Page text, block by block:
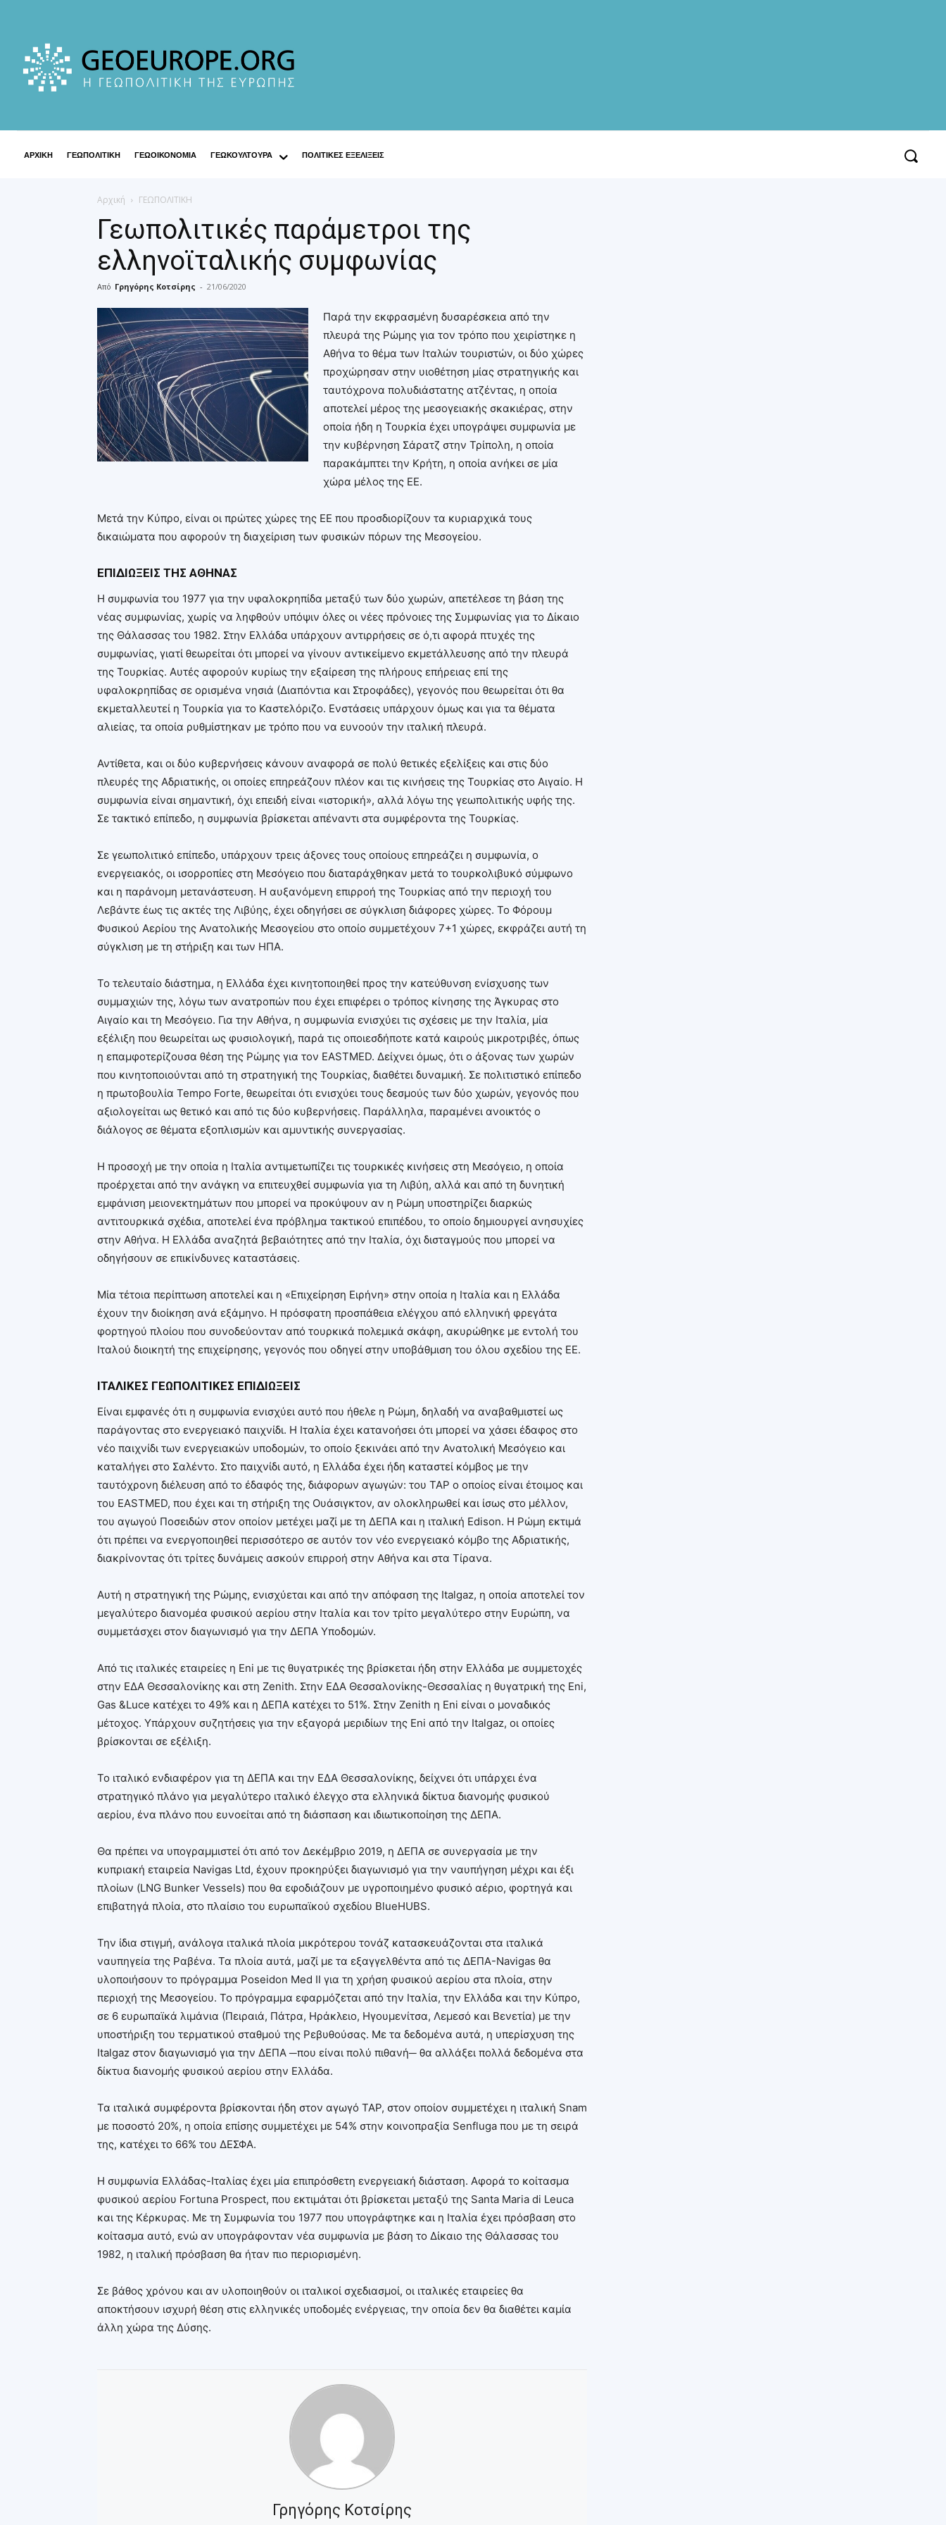
ΑΡΧΙΚΗ ΓΕΩΠΟΛΙΤΙΚΗ ΓΕΩΟΙΚΟΝΟΜΙΑ ΓΕΩΚΟΥΛΤΟΥΡΑ ΠΟΛΙΤΙΚΕΣ ΕΞΕΛΙΞΕΙΣ
Αρχική ΓΕΩΠΟΛΙΤΙΚΗ
Γεωπολιτικές παράμετροι της
ελληνοϊταλικής συμφωνίας
Από Γρηγόρης Κοτσίρης - 21/06/2020
Παρά την εκφρασμένη δυσαρέσκεια από την
πλευρά της Ρώμης για τον τρόπο που χειρίστηκε η
Αθήνα το θέμα των Ιταλών τουριστών, οι δύο χώρες
προχώρησαν στην υιοθέτηση μίας στρατηγικής και
ταυτόχρονα πολυδιάστατης ατζέντας, η οποία
αποτελεί μέρος της μεσογειακής σκακιέρας, στην
οποία ήδη η Τουρκία έχει υπογράψει συμφωνία με
την κυβέρνηση Σάρατζ στην Τρίπολη, η οποία
παρακάμπτει την Κρήτη, η οποία ανήκει σε μία
χώρα μέλος της ΕΕ.
Μετά την Κύπρο, είναι οι πρώτες χώρες της ΕΕ που προσδιορίζουν τα κυριαρχικά τους
δικαιώματα που αφορούν τη διαχείριση των φυσικών πόρων της Μεσογείου.
ΕΠΙΔΙΩΞΕΙΣ ΤΗΣ ΑΘΗΝΑΣ
Η συμφωνία του 1977 για την υφαλοκρηπίδα μεταξύ των δύο χωρών, απετέλεσε τη βάση της
νέας συμφωνίας, χωρίς να ληφθούν υπόψιν όλες οι νέες πρόνοιες της Συμφωνίας για το Δίκαιο
της Θάλασσας του 1982. Στην Ελλάδα υπάρχουν αντιρρήσεις σε ό,τι αφορά πτυχές της
συμφωνίας, γιατί θεωρείται ότι μπορεί να γίνουν αντικείμενο εκμετάλλευσης από την πλευρά
της Τουρκίας. Αυτές αφορούν κυρίως την εξαίρεση της πλήρους επήρειας επί της
υφαλοκρηπίδας σε ορισμένα νησιά (Διαπόντια και Στροφάδες), γεγονός που θεωρείται ότι θα
εκμεταλλευτεί η Τουρκία για το Καστελόριζο. Ενστάσεις υπάρχουν όμως και για τα θέματα
αλιείας, τα οποία ρυθμίστηκαν με τρόπο που να ευνοούν την ιταλική πλευρά.
Αντίθετα, και οι δύο κυβερνήσεις κάνουν αναφορά σε πολύ θετικές εξελίξεις και στις δύο
πλευρές της Αδριατικής, οι οποίες επηρεάζουν πλέον και τις κινήσεις της Τουρκίας στο Αιγαίο. Η
συμφωνία είναι σημαντική, όχι επειδή είναι «ιστορική», αλλά λόγω της γεωπολιτικής υφής της.
Σε τακτικό επίπεδο, η συμφωνία βρίσκεται απέναντι στα συμφέροντα της Τουρκίας.
Σε γεωπολιτικό επίπεδο, υπάρχουν τρεις άξονες τους οποίους επηρεάζει η συμφωνία, ο
ενεργειακός, οι ισορροπίες στη Μεσόγειο που διαταράχθηκαν μετά το τουρκολιβυκό σύμφωνο
και η παράνομη μετανάστευση. Η αυξανόμενη επιρροή της Τουρκίας από την περιοχή του
Λεβάντε έως τις ακτές της Λιβύης, έχει οδηγήσει σε σύγκλιση διάφορες χώρες. Το Φόρουμ
Φυσικού Αερίου της Ανατολικής Μεσογείου στο οποίο συμμετέχουν 7+1 χώρες, εκφράζει αυτή τη
σύγκλιση με τη στήριξη και των ΗΠΑ.
Το τελευταίο διάστημα, η Ελλάδα έχει κινητοποιηθεί προς την κατεύθυνση ενίσχυσης των
συμμαχιών της, λόγω των ανατροπών που έχει επιφέρει ο τρόπος κίνησης της Άγκυρας στο
Αιγαίο και τη Μεσόγειο. Για την Αθήνα, η συμφωνία ενισχύει τις σχέσεις με την Ιταλία, μία
εξέλιξη που θεωρείται ως φυσιολογική, παρά τις οποιεσδήποτε κατά καιρούς μικροτριβές, όπως
η επαμφοτερίζουσα θέση της Ρώμης για τον EASTMED. Δείχνει όμως, ότι ο άξονας των χωρών
που κινητοποιούνται από τη στρατηγική της Τουρκίας, διαθέτει δυναμική. Σε πολιτιστικό επίπεδο
η πρωτοβουλία Tempo Forte, θεωρείται ότι ενισχύει τους δεσμούς των δύο χωρών, γεγονός που
αξιολογείται ως θετικό και από τις δύο κυβερνήσεις. Παράλληλα, παραμένει ανοικτός ο
διάλογος σε θέματα εξοπλισμών και αμυντικής συνεργασίας.
Η προσοχή με την οποία η Ιταλία αντιμετωπίζει τις τουρκικές κινήσεις στη Μεσόγειο, η οποία
προέρχεται από την ανάγκη να επιτευχθεί συμφωνία για τη Λιβύη, αλλά και από τη δυνητική
εμφάνιση μειονεκτημάτων που μπορεί να προκύψουν αν η Ρώμη υποστηρίζει διαρκώς
αντιτουρκικά σχέδια, αποτελεί ένα πρόβλημα τακτικού επιπέδου, το οποίο δημιουργεί ανησυχίες
στην Αθήνα. Η Ελλάδα αναζητά βεβαιότητες από την Ιταλία, όχι δισταγμούς που μπορεί να
οδηγήσουν σε επικίνδυνες καταστάσεις.
Μία τέτοια περίπτωση αποτελεί και η «Επιχείρηση Ειρήνη» στην οποία η Ιταλία και η Ελλάδα
έχουν την διοίκηση ανά εξάμηνο. Η πρόσφατη προσπάθεια ελέγχου από ελληνική φρεγάτα
φορτηγού πλοίου που συνοδεύονταν από τουρκικά πολεμικά σκάφη, ακυρώθηκε με εντολή του
Ιταλού διοικητή της επιχείρησης, γεγονός που οδηγεί στην υποβάθμιση του όλου σχεδίου της ΕΕ.
ΙΤΑΛΙΚΕΣ ΓΕΩΠΟΛΙΤΙΚΕΣ ΕΠΙΔΙΩΞΕΙΣ
Είναι εμφανές ότι η συμφωνία ενισχύει αυτό που ήθελε η Ρώμη, δηλαδή να αναβαθμιστεί ως
παράγοντας στο ενεργειακό παιχνίδι. Η Ιταλία έχει κατανοήσει ότι μπορεί να χάσει έδαφος στο
νέο παιχνίδι των ενεργειακών υποδομών, το οποίο ξεκινάει από την Ανατολική Μεσόγειο και
καταλήγει στο Σαλέντο. Στο παιχνίδι αυτό, η Ελλάδα έχει ήδη καταστεί κόμβος με την
ταυτόχρονη διέλευση από το έδαφός της, διάφορων αγωγών: του ΤΑΡ ο οποίος είναι έτοιμος και
του EASTMED, που έχει και τη στήριξη της Ουάσιγκτον, αν ολοκληρωθεί και ίσως στο μέλλον,
του αγωγού Ποσειδών στον οποίον μετέχει μαζί με τη ΔΕΠΑ και η ιταλική Edison. Η Ρώμη εκτιμά
ότι πρέπει να ενεργοποιηθεί περισσότερο σε αυτόν τον νέο ενεργειακό κόμβο της Αδριατικής,
διακρίνοντας ότι τρίτες δυνάμεις ασκούν επιρροή στην Αθήνα και στα Τίρανα.
Αυτή η στρατηγική της Ρώμης, ενισχύεται και από την απόφαση της Italgaz, η οποία αποτελεί τον
μεγαλύτερο διανομέα φυσικού αερίου στην Ιταλία και τον τρίτο μεγαλύτερο στην Ευρώπη, να
συμμετάσχει στον διαγωνισμό για την ΔΕΠΑ Υποδομών.
Από τις ιταλικές εταιρείες η Eni με τις θυγατρικές της βρίσκεται ήδη στην Ελλάδα με συμμετοχές
στην ΕΔΑ Θεσσαλονίκης και στη Zenith. Στην ΕΔΑ Θεσσαλονίκης-Θεσσαλίας η θυγατρική της Eni,
Gas &Luce κατέχει το 49% και η ΔΕΠΑ κατέχει το 51%. Στην Zenith η Eni είναι ο μοναδικός
μέτοχος. Υπάρχουν συζητήσεις για την εξαγορά μεριδίων της Eni από την Italgaz, οι οποίες
βρίσκονται σε εξέλιξη.
Το ιταλικό ενδιαφέρον για τη ΔΕΠΑ και την ΕΔΑ Θεσσαλονίκης, δείχνει ότι υπάρχει ένα
στρατηγικό πλάνο για μεγαλύτερο ιταλικό έλεγχο στα ελληνικά δίκτυα διανομής φυσικού
αερίου, ένα πλάνο που ευνοείται από τη διάσπαση και ιδιωτικοποίηση της ΔΕΠΑ.
Θα πρέπει να υπογραμμιστεί ότι από τον Δεκέμβριο 2019, η ΔΕΠΑ σε συνεργασία με την
κυπριακή εταιρεία Navigas Ltd, έχουν προκηρύξει διαγωνισμό για την ναυπήγηση μέχρι και έξι
πλοίων (LNG Bunker Vessels) που θα εφοδιάζουν με υγροποιημένο φυσικό αέριο, φορτηγά και
επιβατηγά πλοία, στο πλαίσιο του ευρωπαϊκού σχεδίου BlueHUBS.
Την ίδια στιγμή, ανάλογα ιταλικά πλοία μικρότερου τονάζ κατασκευάζονται στα ιταλικά
ναυπηγεία της Ραβένα. Τα πλοία αυτά, μαζί με τα εξαγγελθέντα από τις ΔΕΠΑ-Navigas θα
υλοποιήσουν το πρόγραμμα Poseidon Med II για τη χρήση φυσικού αερίου στα πλοία, στην
περιοχή της Μεσογείου. Το πρόγραμμα εφαρμόζεται από την Ιταλία, την Ελλάδα και την Κύπρο,
σε 6 ευρωπαϊκά λιμάνια (Πειραιά, Πάτρα, Ηράκλειο, Ηγουμενίτσα, Λεμεσό και Βενετία) με την
υποστήριξη του τερματικού σταθμού της Pεβυθούσας. Με τα δεδομένα αυτά, η υπερίσχυση της
Italgaz στον διαγωνισμό για την ΔΕΠΑ ─που είναι πολύ πιθανή─ θα αλλάξει πολλά δεδομένα στα
δίκτυα διανομής φυσικού αερίου στην Ελλάδα.
Τα ιταλικά συμφέροντα βρίσκονται ήδη στον αγωγό ΤΑΡ, στον οποίον συμμετέχει η ιταλική Snam
με ποσοστό 20%, η οποία επίσης συμμετέχει με 54% στην κοινοπραξία Senfluga που με τη σειρά
της, κατέχει το 66% του ΔΕΣΦΑ.
Η συμφωνία Ελλάδας-Ιταλίας έχει μία επιπρόσθετη ενεργειακή διάσταση. Αφορά το κοίτασμα
φυσικού αερίου Fortuna Prospect, που εκτιμάται ότι βρίσκεται μεταξύ της Santa Maria di Leuca
και της Κέρκυρας. Με τη Συμφωνία του 1977 που υπογράφτηκε και η Ιταλία έχει πρόσβαση στο
κοίτασμα αυτό, ενώ αν υπογράφονταν νέα συμφωνία με βάση το Δίκαιο της Θάλασσας του
1982, η ιταλική πρόσβαση θα ήταν πιο περιορισμένη.
Σε βάθος χρόνου και αν υλοποιηθούν οι ιταλικοί σχεδιασμοί, οι ιταλικές εταιρείες θα
αποκτήσουν ισχυρή θέση στις ελληνικές υποδομές ενέργειας, την οποία δεν θα διαθέτει καμία
άλλη χώρα της Δύσης.
Γρηγόρης Κοτσίρης